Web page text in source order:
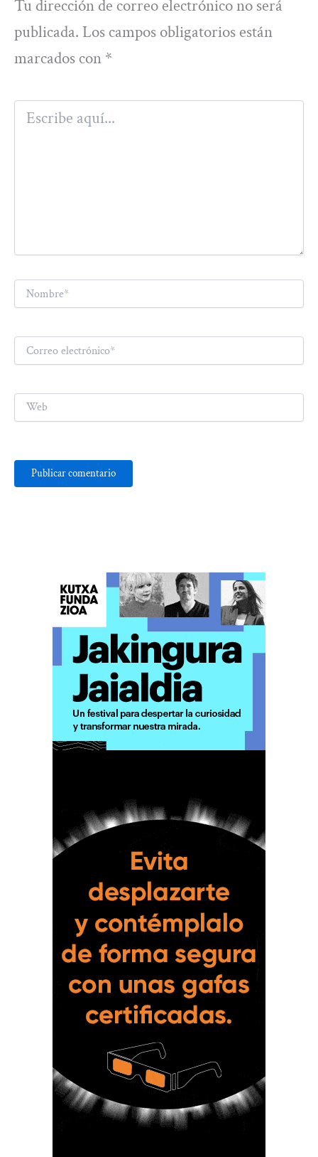
Tu dirección de correo electrónico no será
publicada. Los campos obligatorios están
marcados con *
Escribe
aquí...
Nombre*
Correo
electrónico*
Web